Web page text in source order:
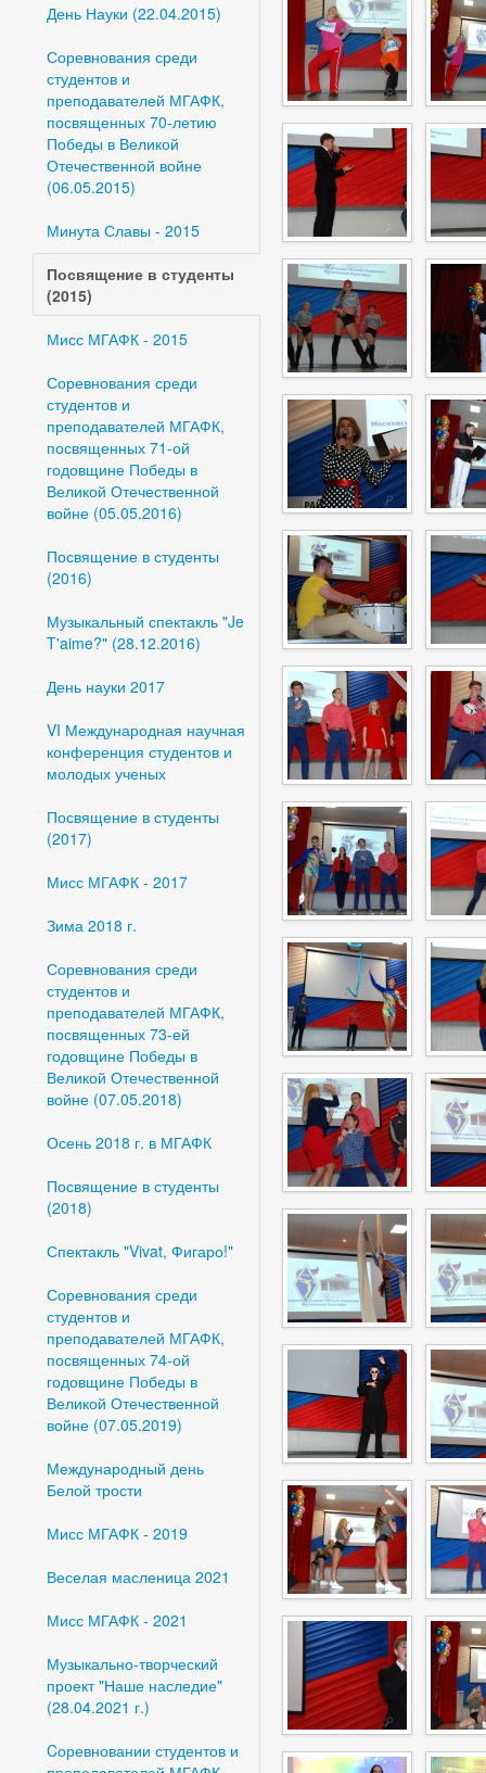
День Науки (22.04.2015)
Соревнования среди
студентов и
преподавателей МГАФК,
посвященных 70-летию
Победы в Великой
Отечественной войне
(06.05.2015)
Минута Славы - 2015
Посвящение в студенты
(2015)
Мисс МГАФК - 2015
Соревнования среди
студентов и
преподавателей МГАФК,
посвященных 71-ой
годовщине Победы в
Великой Отечественной
войне (05.05.2016)
Посвящение в студенты
(2016)
Музыкальный спектакль "Je
T'aime?" (28.12.2016)
День науки 2017
VI Международная научная
конференция студентов и
молодых ученых
Посвящение в студенты
(2017)
Мисс МГАФК - 2017
Зима 2018 г.
Соревнования среди
студентов и
преподавателей МГАФК,
посвященных 73-ей
годовщине Победы в
Великой Отечественной
войне (07.05.2018)
Осень 2018 г. в МГАФК
Посвящение в студенты
(2018)
Спектакль "Vivat, Фигаро!"
Соревнования среди
студентов и
преподавателей МГАФК,
посвященных 74-ой
годовщине Победы в
Великой Отечественной
войне (07.05.2019)
Международный день
Белой трости
Мисс МГАФК - 2019
Веселая масленица 2021
Мисс МГАФК - 2021
Музыкально-творческий
проект "Наше наследие"
(28.04.2021 г.)
Cоревновании студентов и